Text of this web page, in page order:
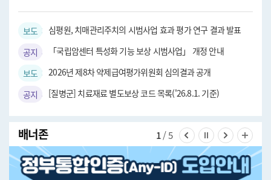
보도자료심평원, 치매관리주치의 시범사업 효과 평가 연구 결과 발표
공지사항 「국립암센터 특성화 기능 보상 시범사업」 개정 안내
보도자료2026년 제8차 약제급여평가위원회 심의결과 공개
공지사항[질병군] 치료재료 별도보상 코드 목록('26.8.1. 기준)
배너존 1/ 5 이전 슬라이드 보기
슬라이드 멈춤
다음 슬
전